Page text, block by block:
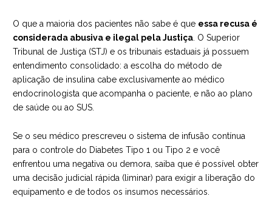
O que a maioria dos pacientes não sabe é que essa recusa é
considerada abusiva e ilegal pela Justiça . O Superior
Tribunal de Justiça (STJ) e os tribunais estaduais já possuem
entendimento consolidado: a escolha do método de
aplicação de insulina cabe exclusivamente ao médico
endocrinologista que acompanha o paciente, e não ao plano
de saúde ou ao SUS.
Se o seu médico prescreveu o sistema de infusão contínua
para o controle do Diabetes Tipo 1 ou Tipo 2 e você
enfrentou uma negativa ou demora, saiba que é possível obter
uma decisão judicial rápida (liminar) para exigir a liberação do
equipamento e de todos os insumos necessários.